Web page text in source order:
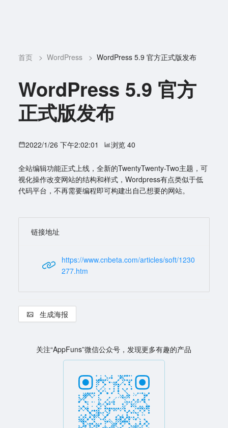
首页 > WordPress > WordPress 5.9 官方正式版发布
WordPress 5.9 官方
正式版发布
2022/1/26 下午2:02:01 浏览 40
全站编辑功能正式上线，全新的TwentyTwenty-Two主题，可
视化操作改变网站的结构和样式，Wordpress有点类似于低
代码平台，不再需要编程即可构建出自己想要的网站。
链接地址
https://www.cnbeta.com/articles/soft/1230
277.htm
生成海报
关注“AppFuns”微信公众号，发现更多有趣的产品